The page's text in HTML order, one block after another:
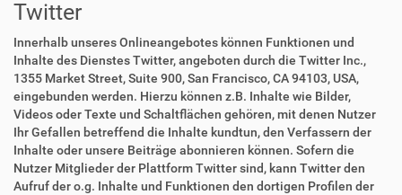
Twitter
Innerhalb unseres Onlineangebotes können Funktionen und
Inhalte des Dienstes Twitter, angeboten durch die Twitter Inc.,
1355 Market Street, Suite 900, San Francisco, CA 94103, USA,
eingebunden werden. Hierzu können z.B. Inhalte wie Bilder,
Videos oder Texte und Schaltflächen gehören, mit denen Nutzer
Ihr Gefallen betreffend die Inhalte kundtun, den Verfassern der
Inhalte oder unsere Beiträge abonnieren können. Sofern die
Nutzer Mitglieder der Plattform Twitter sind, kann Twitter den
Aufruf der o.g. Inhalte und Funktionen den dortigen Profilen der